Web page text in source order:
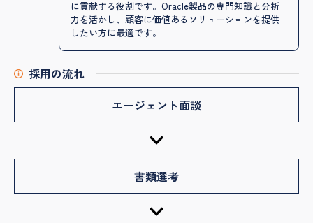
に貢献する役割です。Oracle製品の専門知識と分析
力を活かし、顧客に価値あるソリューションを提供
したい方に最適です。
採用の流れ
エージェント面談
書類選考